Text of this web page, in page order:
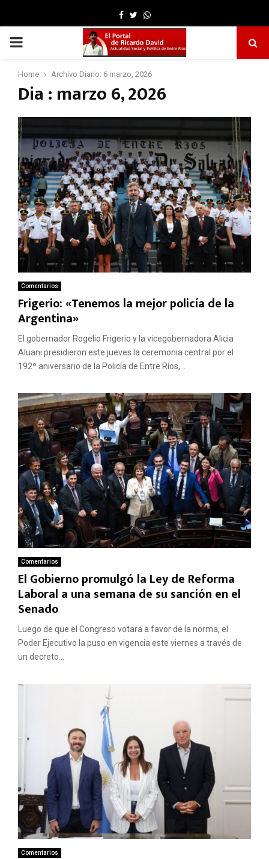
Facebook
TwitterWhatsapp
PRIMARY
MENU
Home Archivo Diario: 6 marzo, 2026
Dia : marzo 6, 2026
Comentarios
Frigerio: «Tenemos la mejor policía de la
Argentina»
El gobernador Rogelio Frigerio y la vicegobernadora Alicia
Aluani presidieron este jueves la ceremonia central por el
192º aniversario de la Policía de Entre Ríos,...
Comentarios
El Gobierno promulgó la Ley de Reforma
Laboral a una semana de su sanción en el
Senado
Luego de que el Congreso votara a favor de la norma, el
Poder Ejecutivo la puso en vigencia este viernes a través de
un decreto...
Comentarios